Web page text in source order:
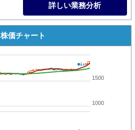
詳しい業務分析
株価チャート
1000
1500